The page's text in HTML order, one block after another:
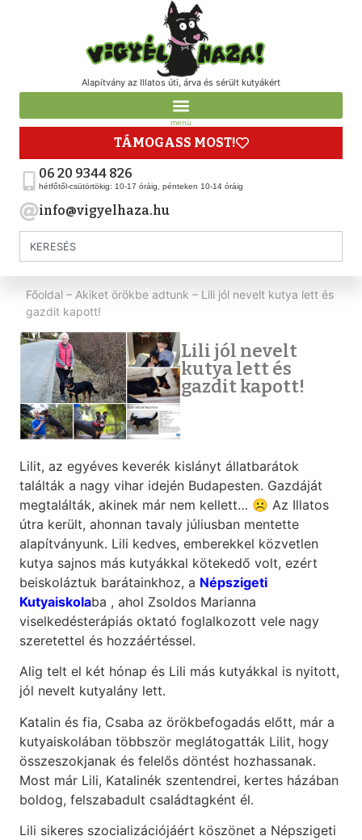
Alapítvány az Illatos úti, árva és sérült kutyákért
menü
TÁMOGASS MOST!
06 20 9344 826
hétfőtől-csütörtökig: 10-17 óráig, pénteken 10-14 óráig
info@vigyelhaza.hu
Főoldal – Akiket örökbe adtunk – Lili jól nevelt kutya lett és
gazdit kapott!
Lili jól nevelt
kutya lett és
gazdit kapott!
Lilit, az egyéves keverék kislányt állatbarátok
találták a nagy vihar idején Budapesten. Gazdáját
megtalálták, akinek már nem kellett… ☹ Az Illatos
útra került, ahonnan tavaly júliusban mentette
alapítványunk. Lili kedves, emberekkel közvetlen
kutya sajnos más kutyákkal kötekedő volt, ezért
beiskoláztuk barátainkhoz, a Népszigeti
Kutyaiskolaba , ahol Zsoldos Marianna
viselkedésterápiás oktató foglalkozott vele nagy
szeretettel és hozzáértéssel.
Alig telt el két hónap és Lili más kutyákkal is nyitott,
jól nevelt kutyalány lett.
Katalin és fia, Csaba az örökbefogadás előtt, már a
kutyaiskolában többször meglátogatták Lilit, hogy
összeszokjanak és felelős döntést hozhassanak.
Most már Lili, Katalinék szentendrei, kertes házában
boldog, felszabadult családtagként él.
Lili sikeres szocializációjáért köszönet a Népszigeti